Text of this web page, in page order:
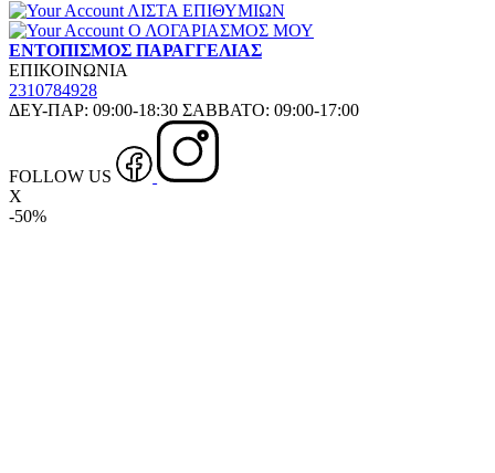
ΛΙΣΤΑ ΕΠΙΘΥΜΙΩΝ
Ο ΛΟΓΑΡΙΑΣΜΟΣ ΜΟΥ
ΕΝΤΟΠΙΣΜΟΣ ΠΑΡΑΓΓΕΛΙΑΣ
ΕΠΙΚΟΙΝΩΝΙΑ
2310784928
ΔΕΥ-ΠΑΡ: 09:00-18:30 ΣΑΒΒΑΤΟ: 09:00-17:00
FOLLOW US
X
-50%